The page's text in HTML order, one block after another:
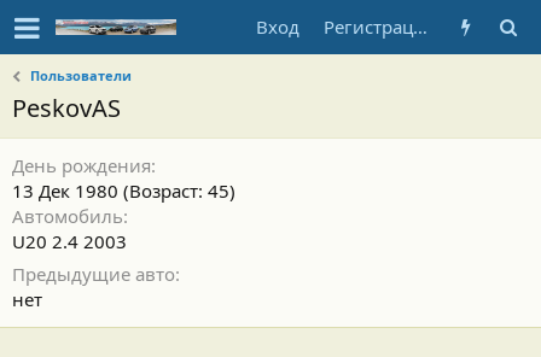
Вход Регистрация
Пользователи
PeskovAS
День рождения
13 Дек 1980 (Возраст: 45)
Автомобиль
U20 2.4 2003
Предыдущие авто
нет